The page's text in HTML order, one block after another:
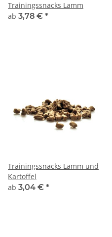
Trainingssnacks Lamm
ab 3,78 € *
Trainingssnacks Lamm und
Kartoffel
ab 3,04 € *